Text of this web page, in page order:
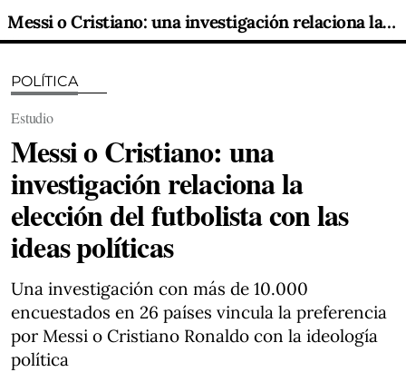
Messi o Cristiano: una investigación relaciona la elección del futbolista con las ideas políticas
POLÍTICA
Estudio
Messi o Cristiano: una
investigación relaciona la
elección del futbolista con las
ideas políticas
Una investigación con más de 10.000
encuestados en 26 países vincula la preferencia
por Messi o Cristiano Ronaldo con la ideología
política